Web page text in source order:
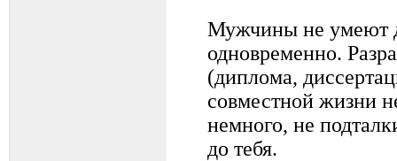
Мужчины не умеют
одновременно.
(диплома,
совместной жизни
немного, не
до тебя.